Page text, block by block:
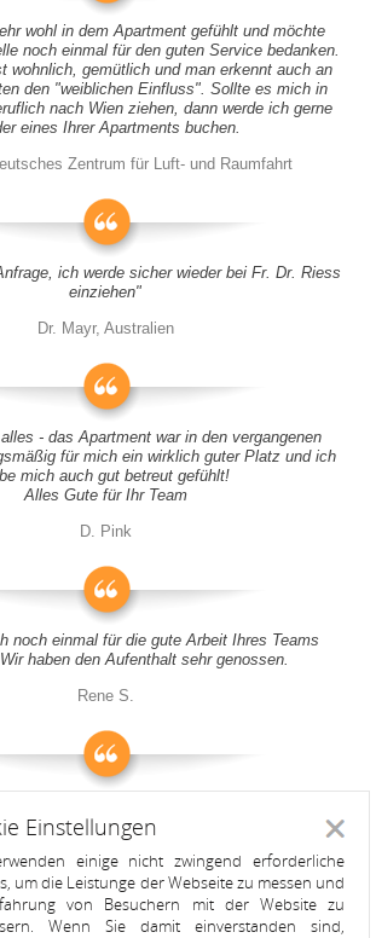
wohl in dem Apartment gefühlt und möchte
noch einmal für den guten Service bedanken.
wohnlich, gemütlich und man erkennt auch an
den "weiblichen Einfluss". Sollte es mich in
nach Wien ziehen, dann werde ich gerne
eines Ihrer Apartments buchen.
Zentrum für Luft- und Raumfahrt
ich werde sicher wieder bei Fr. Dr. Riess
einziehen"
Dr. Mayr, Australien
- das Apartment war in den vergangenen
für mich ein wirklich guter Platz und ich
mich auch gut betreut gefühlt!
Alles Gute für Ihr Team
D. Pink
noch einmal für die gute Arbeit Ihres Teams
haben den Aufenthalt sehr genossen.
Rene S.
support! It was a pleasure to stay at your
apartment
Anitah S.
Einstellungen
einige nicht zwingend erforderliche
um die Leistunge der Webseite zu messen und
von Besuchern mit der Website zu
Wenn Sie damit einverstanden sind,